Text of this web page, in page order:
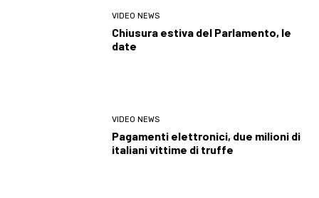
VIDEO NEWS
Chiusura estiva del Parlamento, le
date
VIDEO NEWS
Pagamenti elettronici, due milioni di
italiani vittime di truffe